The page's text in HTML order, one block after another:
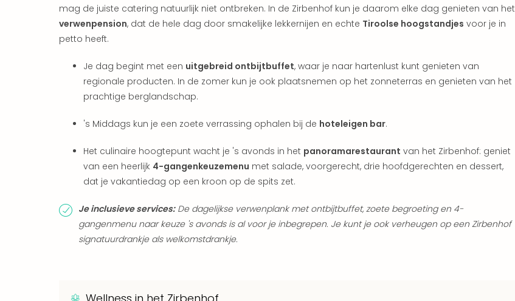
mag de juiste catering natuurlijk niet ontbreken. In de Zirbenhof kun je daarom elke dag genieten van het
verwenpension, dat de hele dag door smakelijke lekkernijen en echte Tiroolse hoogstandjes voor je in
petto heeft.
Je dag begint met een uitgebreid ontbijtbuffet, waar je naar hartenlust kunt genieten van
regionale producten. In de zomer kun je ook plaatsnemen op het zonneterras en genieten van het
prachtige berglandschap.
's Middags kun je een zoete verrassing ophalen bij de hoteleigen bar.
Het culinaire hoogtepunt wacht je 's avonds in het panoramarestaurant van het Zirbenhof: geniet
van een heerlijk 4-gangenkeuzemenu met salade, voorgerecht, drie hoofdgerechten en dessert,
dat je vakantiedag op een kroon op de spits zet.
Je inclusieve services:De dagelijkse verwenplank met ontbijtbuffet, zoete begroeting en 4-
gangenmenu naar keuze 's avonds is al voor je inbegrepen. Je kunt je ook verheugen op een Zirbenhof
signatuurdrankje als welkomstdrankje.